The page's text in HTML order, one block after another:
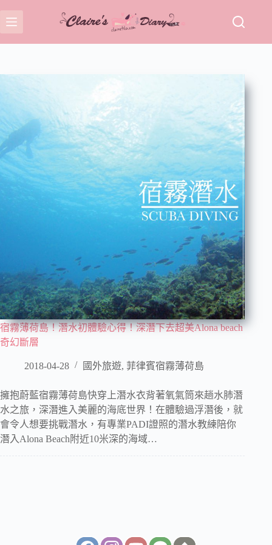
至
主
宿霧薄荷島！潛水初體驗心得！深潛下去超美Alona beach
奇幻斷層
2018-04-28 國外旅遊, 菲律賓宿霧薄荷島
擁抱蔚藍宿霧薄荷島快穿上潛水衣背著氧氣筒來趟水肺潛
水之旅，深潛進入美麗的海底世界！在體驗過浮潛後，就
會令人想要挑戰潛水，有專業PADI證照的潛水教練陪你
潛入Alona Beach附近10米深的海域…